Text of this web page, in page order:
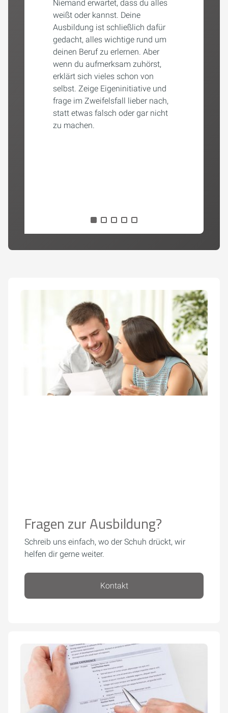
Niemand erwartet, dass du alles
weißt oder kannst. Deine
Ausbildung ist schließlich dafür
gedacht, alles wichtige rund um
deinen Beruf zu erlernen. Aber
wenn du aufmerksam zuhörst,
erklärt sich vieles schon von
selbst. Zeige Eigeninitiative und
frage im Zweifelsfall lieber nach,
statt etwas falsch oder gar nicht
zu machen.
Fragen zur Ausbildung?
Schreib uns einfach, wo der Schuh drückt, wir
helfen dir gerne weiter.
Kontakt